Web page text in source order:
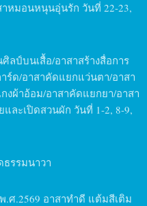
าหมอนหนุนอุ่นรัก วันที่ 22-23,
ลป์บนเสื้อ/อาสาสร้างสื่อการ
ร์ด/อาสาคัดแยกแว่นตา/อาสา
งผ้าอ้อม/อาสาคัดแยกยา/อาสา
ละเปิดสวนผัก วันที่ 1-2, 8-9,
ธรรมนาวา
.ศ.2569 อาสาทำดี แต้มสีเติม